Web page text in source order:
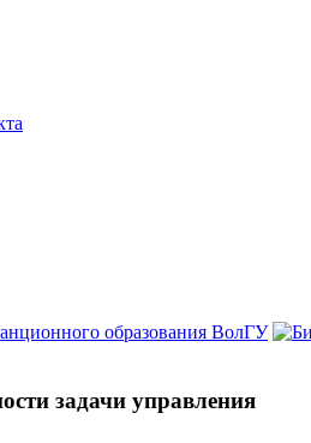
образования ВолГУ
задачи управления